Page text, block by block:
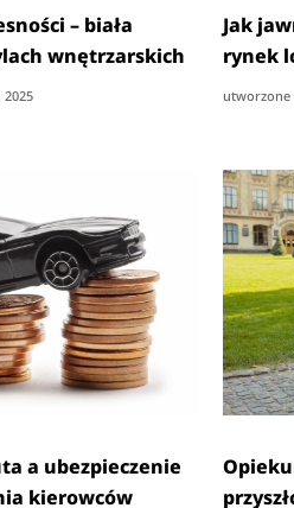
– biała
wnętrzarskich
2025
Jak
rynek
utworzone
a ubezpieczenie
kierowców